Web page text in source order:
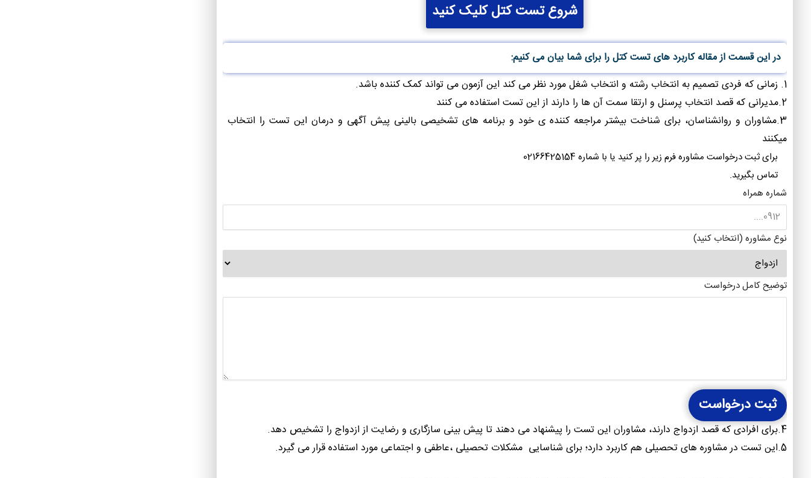
شروع تست کتل کلیک کنید
در این قسمت از مقاله کاربرد های تست کتل را برای شما بیان می کنیم:
1. زمانی که فردی تصمیم به انتخاب رشته و انتخاب شغل مورد نظر می کند این آزمون می تواند کمک کننده باشد.
2.مدیرانی که قصد انتخاب پرسنل و ارتقا سمت آن ها را دارند از این تست استفاده می کنند
3.مشاوران و روانشناسان، برای شناخت بیشتر مراجعه کننده ی خود و برنامه های تشخیصی بالینی پیش آگهی و درمان این تست را انتخاب
میکنند
برای ثبت درخواست مشاوره فرم زیر را پر کنید یا با شماره 02166425154
تماس بگیرید.
شماره همراه
نوع مشاوره (انتخاب کنید)
توضیح کامل درخواست
ثبت درخواست
4.برای افرادی که قصد ازدواج دارند، مشاوران این تست را پیشنهاد می دهند تا پیش بینی سازگاری و رضایت از ازدواج را تشخیص دهد.
5.این تست در مشاوره های تحصیلی هم کاربرد دارد؛ برای شناسایی مشکلات تحصیلی ،عاطفی و اجتماعی مورد استفاده قرار می گیرد.